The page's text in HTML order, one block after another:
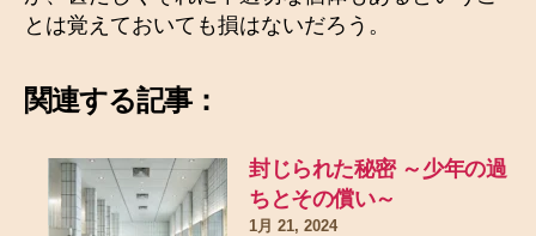
とは覚えておいても損はないだろう。
関連する記事：
封じられた秘密 ～少年の過
ちとその償い～
1月 21, 2024